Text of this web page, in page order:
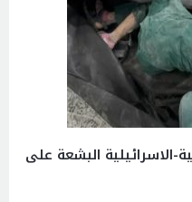
الاسرائيلية البشعة على